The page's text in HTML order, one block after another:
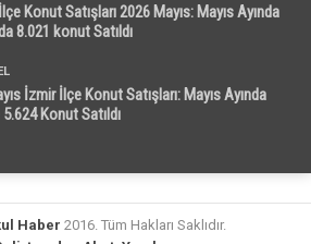
Konut Satışları 2026 Mayıs: Mayıs Ayında
8.021 konut Satıldı
İzmir İlçe Konut Satışları: Mayıs Ayında
Konut Satıldı
Haber 2016. Tüm Hakları Saklıdır.